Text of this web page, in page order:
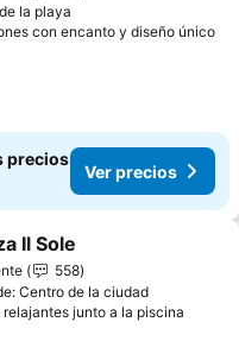
la playa
con encanto y diseño único
precios
Ver precios
a favoritos
Il Sole
558
Centro de la ciudad
relajantes junto a la piscina